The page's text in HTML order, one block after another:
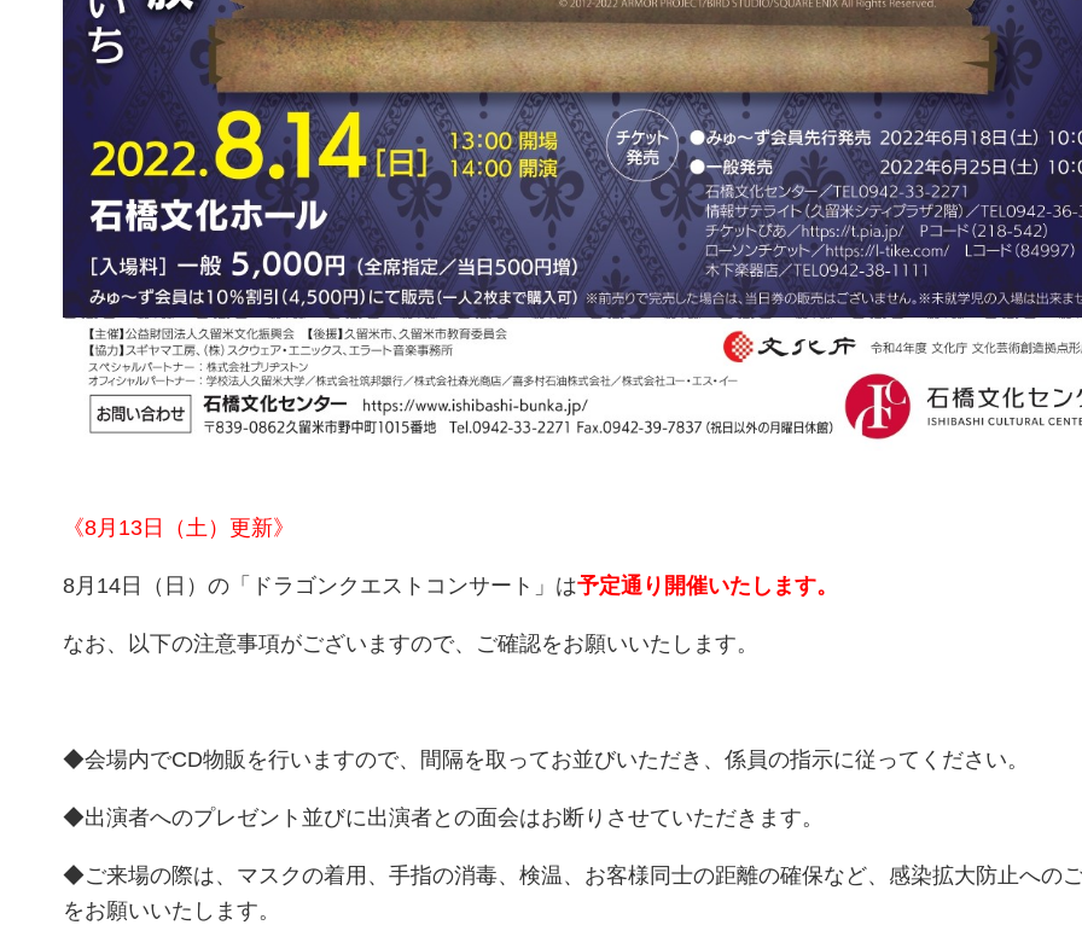
《8月13日（土）更新》
8月14日（日）の「ドラゴンクエストコンサート」は予定通り開催いたします。
なお、以下の注意事項がございますので、ご確認をお願いいたします。
◆会場内でCD物販を行いますので、間隔を取ってお並びいただき、係員の指示に従ってください。
◆出演者へのプレゼント並びに出演者との面会はお断りさせていただきます。
◆ご来場の際は、マスクの着用、手指の消毒、検温、お客様同士の距離の確保など、感染拡大防止への
をお願いいたします。